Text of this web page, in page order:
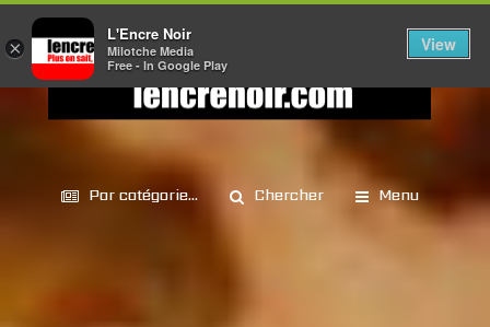
Par catégorie... Chercher Menu
×
L'Encre Noir
Milotche Media
Free - In Google Play
View